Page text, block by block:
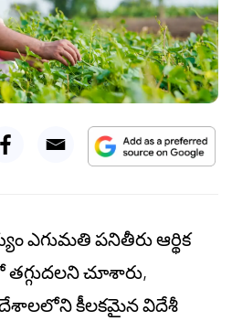
ఎగుమతి పనితీరు ఆర్థిక
తగ్గుదలని చూశారు,
కీలకమైన విదేశీ